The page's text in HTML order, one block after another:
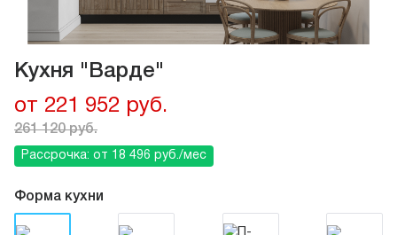
Кухня "Варде"
от 221 952 руб.
261 120 руб.
Рассрочка: от 18 496 руб./мес
Форма кухни